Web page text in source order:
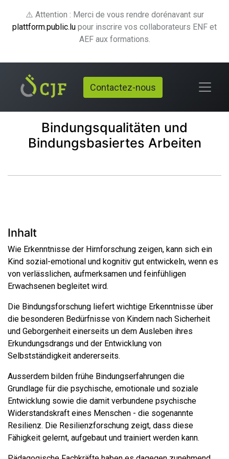
⚠️ Attention : Merci de vous rendre dorénavant sur
plattform.public.lu pour inscrire vos collaborateurs ENF et
AEF aux formations.
Contactez-nous
Bindungsqualitäten und
Bindungsbasiertes Arbeiten
Inhalt
Wie Erkenntnisse der Hirnforschung zeigen, kann sich ein
Kind sozial-emotional und kognitiv gut entwickeln, wenn es
von verlässlichen, aufmerksamen und feinfühligen
Erwachsenen begleitet wird.
Die Bindungsforschung liefert wichtige Erkenntnisse über
die besonderen Bedürfnisse von Kindern nach Sicherheit
und Geborgenheit einerseits un dem Ausleben ihres
Erkundungsdrangs und der Entwicklung von
Selbstständigkeit andererseits.
Ausserdem bilden frühe Bindungserfahrungen die
Grundlage für die psychische, emotionale und soziale
Entwicklung sowie die damit verbundene psychische
Widerstandskraft eines Menschen - die sogenannte
Resilienz. Die Resilienzforschung zeigt, dass diese
Fähigkeit gelernt, aufgebaut und trainiert werden kann.